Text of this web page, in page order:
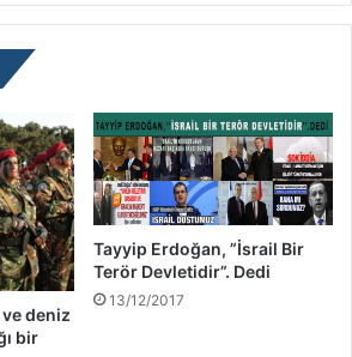
deniz
bir
Tayyip Erdoğan, ”İsrail Bir
Terör Devletidir”. Dedi
13/12/2017